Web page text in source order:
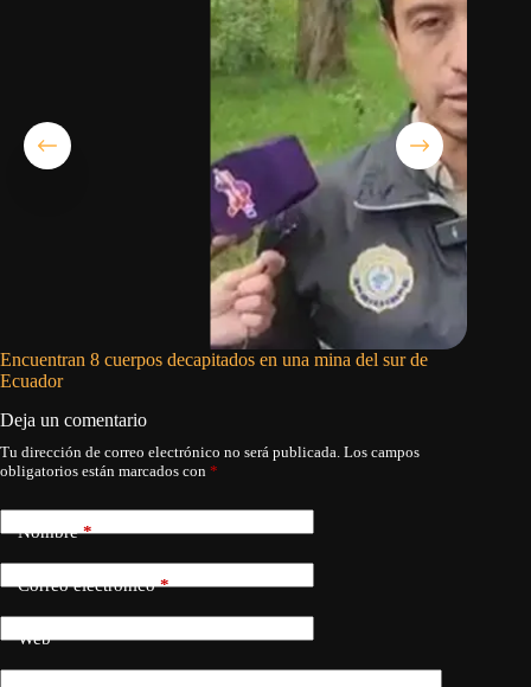
Encuentran 8 cuerpos decapitados en una mina del sur de
Ecuador
Deja un comentario
Tu dirección de correo electrónico no será publicada. Los campos
obligatorios están marcados con *
Nombre*
Correo electrónico*
Web